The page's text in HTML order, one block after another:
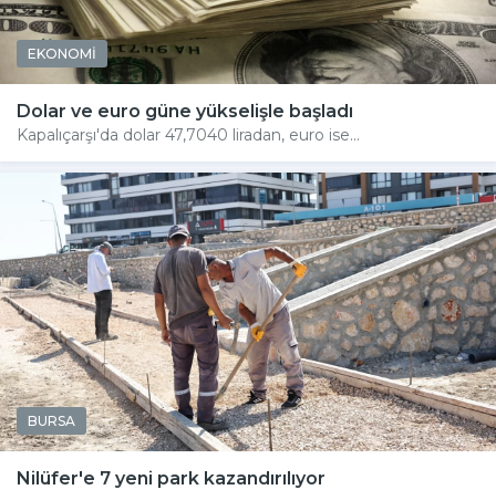
EKONOMİ
Dolar ve euro güne yükselişle başladı
Kapalıçarşı'da dolar 47,7040 liradan, euro ise...
BURSA
Nilüfer'e 7 yeni park kazandırılıyor